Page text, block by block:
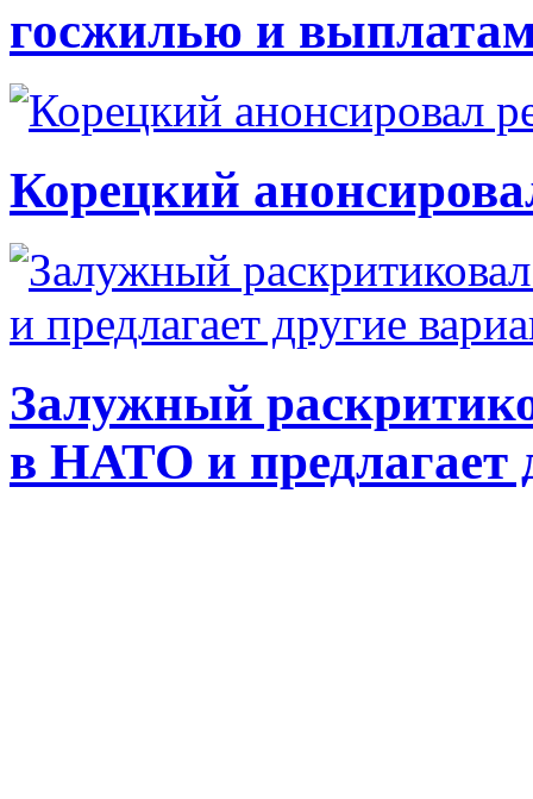
госжилью и
Корецкий
Залужный
в НАТО и предлагает